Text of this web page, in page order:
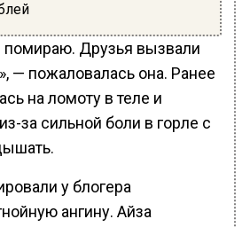
помираю. Друзья вызвали
— пожаловалась она. Ранее
на ломоту в теле и
за сильной боли в горле с
у блогера
ангину. Айза